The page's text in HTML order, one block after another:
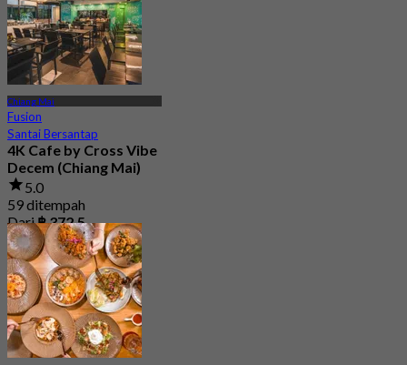
Chiang Mai
Fusion
Santai Bersantap
4K Cafe by Cross Vibe
Decem (Chiang Mai)
5.0
59 ditempah
Dari฿ 372.5